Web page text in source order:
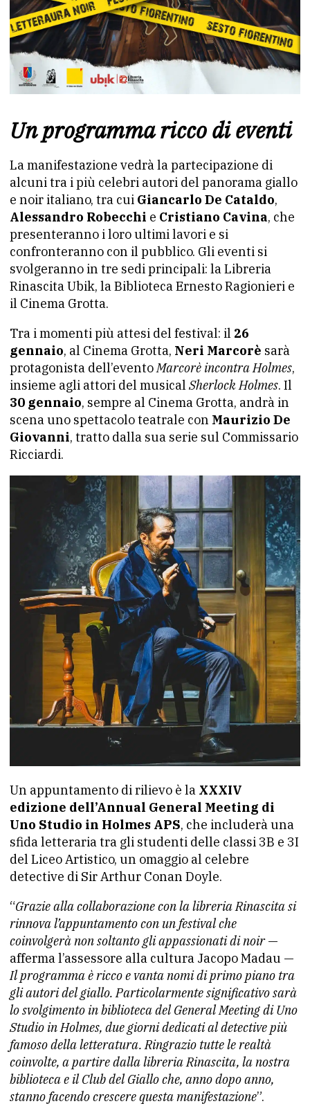
Un programma ricco di eventi
La manifestazione vedrà la partecipazione di
alcuni tra i più celebri autori del panorama giallo
e noir italiano, tra cui Giancarlo De Cataldo,
Alessandro Robecchi e Cristiano Cavina, che
presenteranno i loro ultimi lavori e si
confronteranno con il pubblico. Gli eventi si
svolgeranno in tre sedi principali: la Libreria
Rinascita Ubik, la Biblioteca Ernesto Ragionieri e
il Cinema Grotta.
Tra i momenti più attesi del festival: il 26
gennaio, al Cinema Grotta, Neri Marcorè sarà
protagonista dell’eventoMarcorè incontra Holmes,
insieme agli attori del musical Sherlock Holmes. Il
30 gennaio, sempre al Cinema Grotta, andrà in
scena uno spettacolo teatrale con Maurizio De
Giovanni, tratto dalla sua serie sul Commissario
Ricciardi.
Un appuntamento di rilievo è la XXXIV
edizione dell’Annual General Meeting di
Uno Studio in Holmes APS, che includerà una
sfida letteraria tra gli studenti delle classi 3B e 3I
del Liceo Artistico, un omaggio al celebre
detective di Sir Arthur Conan Doyle.
“Grazie alla collaborazione con la libreria Rinascita si
rinnova l’appuntamento con un festival che
coinvolgerà non soltanto gli appassionati di noir—
afferma l’assessore alla cultura Jacopo Madau —
Il programma è ricco e vanta nomi di primo piano tra
gli autori del giallo. Particolarmente significativo sarà
lo svolgimento in biblioteca del General Meeting di Uno
Studio in Holmes, due giorni dedicati al detective più
famoso della letteratura. Ringrazio tutte le realtà
coinvolte, a partire dalla libreria Rinascita, la nostra
biblioteca e il Club del Giallo che, anno dopo anno,
stanno facendo crescere questa manifestazione”.